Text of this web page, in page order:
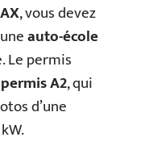
, vous devez
auto-école
Le permis
permis A2, qui
d’une